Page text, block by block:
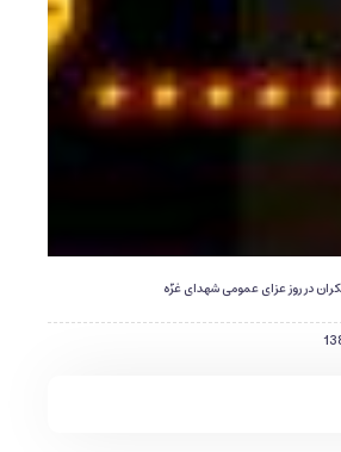
در روز عزای عمومی شهدای غزّه